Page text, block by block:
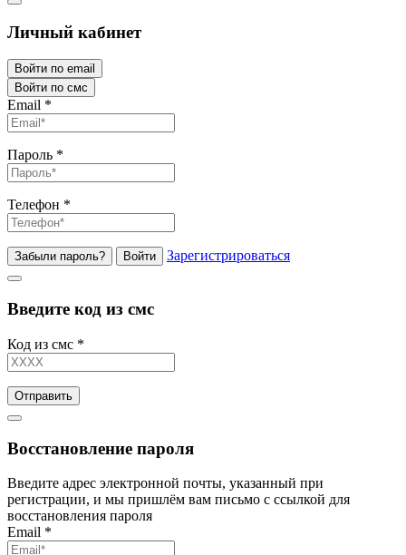
Личный кабинет
Войти по email
Войти по смс
Email *
Пароль *
Телефон *
Забыли пароль? Войти Зарегистрироваться
Введите код из смс
Код из смс *
Отправить
Восстановление пароля
Введите адрес электронной почты, указанный при
регистрации, и мы пришлём вам письмо с ссылкой для
восстановления пароля
Email *